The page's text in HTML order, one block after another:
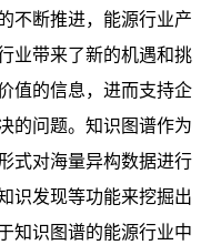
不断推进，能源行业产
业带来了新的机遇和挑
值的信息，进而支持企
的问题。知识图谱作为
式对海量异构数据进行
识发现等功能来挖掘出
知识图谱的能源行业中